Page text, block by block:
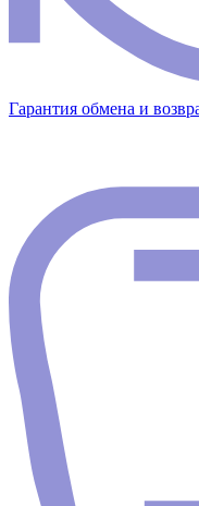
Гарантия обмена и